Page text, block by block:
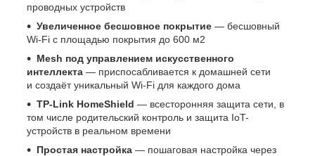
проводных устройств
Увеличенное бесшовное покрытие — бесшовный
Wi-Fi с площадью покрытия до 600 м2
Mesh под управлением искусственного
интеллекта — приспосабливается к домашней сети
и создаёт уникальный Wi‑Fi для каждого дома
TP-Link HomeShield — всесторонняя защита сети, в
том числе родительский контроль и защита IoT-
устройств в реальном времени
Простая настройка — пошаговая настройка через